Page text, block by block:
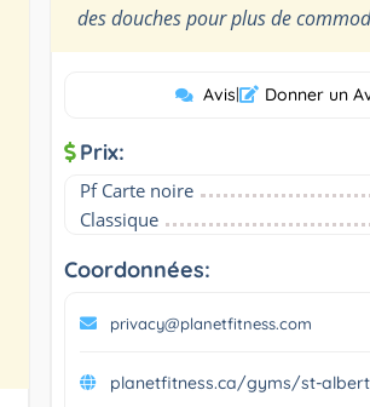
des douches pour plus de
Avis| Donner un
Prix:
Pf Carte noire
Classique
Coordonnées:
privacy@planetfitness.com
planetfitness.ca/gyms/st-